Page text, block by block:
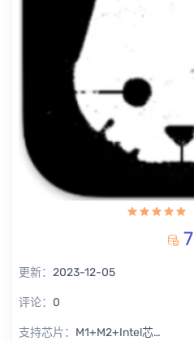
7
更新： 2023-12-05
评论： 0
支持芯片： M1+M2+Intel芯片通用